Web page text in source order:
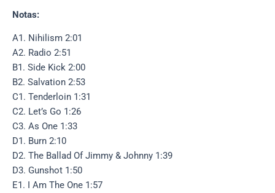
Notas:
A1. Nihilism 2:01
A2. Radio 2:51
B1. Side Kick 2:00
B2. Salvation 2:53
C1. Tenderloin 1:31
C2. Let’s Go 1:26
C3. As One 1:33
D1. Burn 2:10
D2. The Ballad Of Jimmy & Johnny 1:39
D3. Gunshot 1:50
E1. I Am The One 1:57